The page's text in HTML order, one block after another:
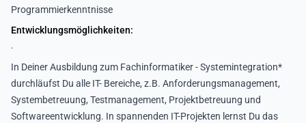
Programmierkenntnisse
Entwicklungsmöglichkeiten:
.
In Deiner Ausbildung zum Fachinformatiker - Systemintegration*
durchläufst Du alle IT- Bereiche, z.B. Anforderungsmanagement,
Systembetreuung, Testmanagement, Projektbetreuung und
Softwareentwicklung. In spannenden IT-Projekten lernst Du das